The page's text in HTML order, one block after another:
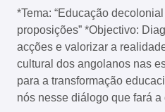
*Tema: “Educação
proposições” *Objectivo:
acções e valorizar a
cultural dos angolanos nas
para a transformação
nós nesse diálogo que fará a